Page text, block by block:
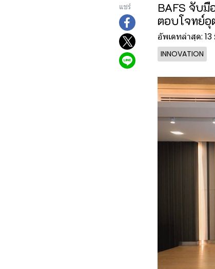
แชร์
BAFS จับมื
ตอบโจทย์อุ
อัพเดทล่าสุด: 13
INNOVATION